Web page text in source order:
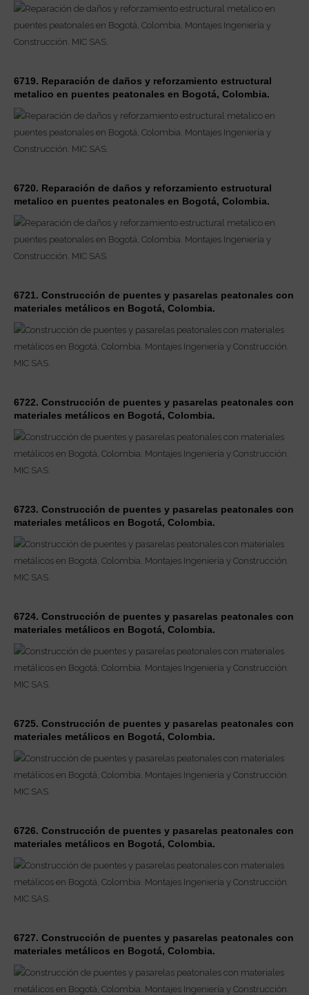
6719. Reparación de daños y reforzamiento estructural
metalico en puentes peatonales en Bogotá, Colombia.
6720. Reparación de daños y reforzamiento estructural
metalico en puentes peatonales en Bogotá, Colombia.
6721. Construcción de puentes y pasarelas peatonales con
materiales metálicos en Bogotá, Colombia.
6722. Construcción de puentes y pasarelas peatonales con
materiales metálicos en Bogotá, Colombia.
6723. Construcción de puentes y pasarelas peatonales con
materiales metálicos en Bogotá, Colombia.
6724. Construcción de puentes y pasarelas peatonales con
materiales metálicos en Bogotá, Colombia.
6725. Construcción de puentes y pasarelas peatonales con
materiales metálicos en Bogotá, Colombia.
6726. Construcción de puentes y pasarelas peatonales con
materiales metálicos en Bogotá, Colombia.
6727. Construcción de puentes y pasarelas peatonales con
materiales metálicos en Bogotá, Colombia.